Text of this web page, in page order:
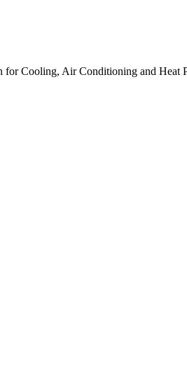
for Cooling, Air Conditioning and Heat